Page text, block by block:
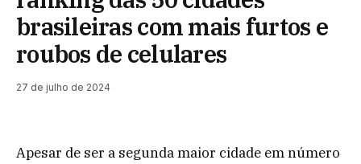
brasileiras com mais furtos e
roubos de celulares
27 de julho de 2024
Apesar de ser a segunda maior cidade em número